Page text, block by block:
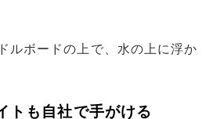
ルボードの上で、水の上に浮か
トも自社で手がける